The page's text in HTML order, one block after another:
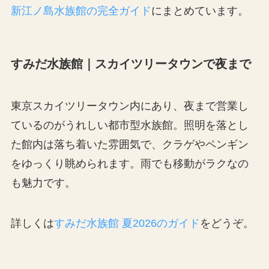
新江ノ島水族館の完全ガイドにまとめています。
すみだ水族館｜スカイツリータウンで夜まで
東京スカイツリータウン内にあり、夜まで営業し
ているのがうれしい都市型水族館。照明を落とし
た館内は落ち着いた雰囲気で、クラゲやペンギン
をゆっくり眺められます。雨でも移動がラクなの
も魅力です。
詳しくはすみだ水族館 夏2026のガイド をどうぞ。